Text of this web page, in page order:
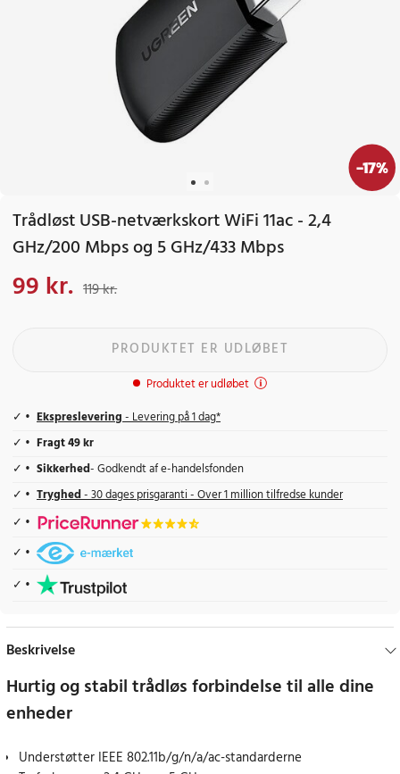
-17%
Trådløst USB-netværkskort WiFi 11ac - 2,4
GHz/200 Mbps og 5 GHz/433 Mbps
Nuværende pris
99 kr. 119 kr.
PRODUKTET ER UDLØBET
Produktet er udløbet
Ekspreslevering- Levering på 1 dag*
Fragt 49 kr
Sikkerhed- Godkendt af e-handelsfonden
Tryghed- 30 dages prisgaranti - Over 1 million tilfredse kunder
Beskrivelse
Hurtig og stabil trådløs forbindelse til alle dine
enheder
Understøtter IEEE 802.11b/g/n/a/ac-standarderne